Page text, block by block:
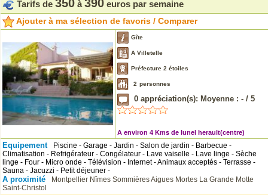
Tarifs de 350 à 390 euros par semaine
Ajouter à ma sélection de favoris / Comparer
Gîte
A Villetelle
Préfecture 2 étoiles
2 personnes
0 appréciation(s): Moyenne : - / 5
A environ 4 Kms de lunel herault(centre)
Equipement
Piscine - Garage - Jardin - Salon de jardin - Barbecue -
Climatisation - Refrigérateur - Congélateur - Lave vaiselle - Lave linge - Sèche
linge - Four - Micro onde - Télévision - Internet - Animaux acceptés - Terrasse -
Sauna - Jacuzzi - Petit déjeuner -
A proximité Montpellier Nîmes SommièresAigues Mortes La Grande Motte
Saint-Christol